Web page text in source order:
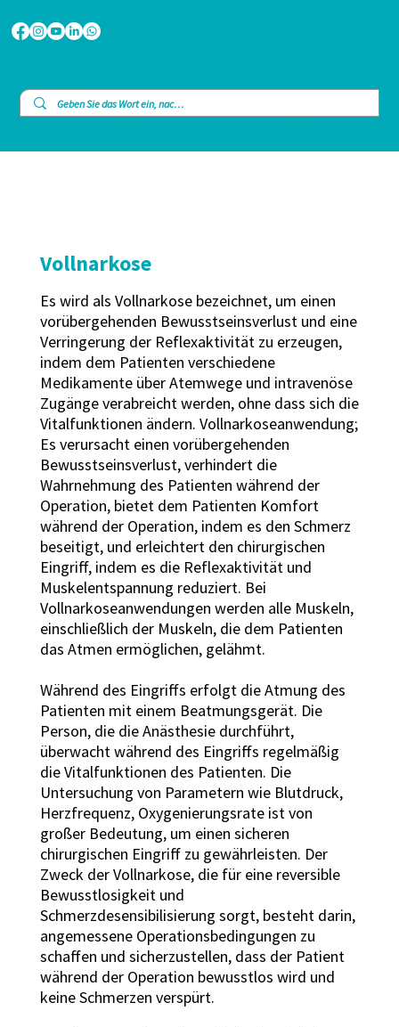
Vollnarkose
Es wird als Vollnarkose bezeichnet, um einen
vorübergehenden Bewusstseinsverlust und eine
Verringerung der Reflexaktivität zu erzeugen,
indem dem Patienten verschiedene
Medikamente über Atemwege und intravenöse
Zugänge verabreicht werden, ohne dass sich die
Vitalfunktionen ändern. Vollnarkoseanwendung;
Es verursacht einen vorübergehenden
Bewusstseinsverlust, verhindert die
Wahrnehmung des Patienten während der
Operation, bietet dem Patienten Komfort
während der Operation, indem es den Schmerz
beseitigt, und erleichtert den chirurgischen
Eingriff, indem es die Reflexaktivität und
Muskelentspannung reduziert. Bei
Vollnarkoseanwendungen werden alle Muskeln,
einschließlich der Muskeln, die dem Patienten
das Atmen ermöglichen, gelähmt.
Während des Eingriffs erfolgt die Atmung des
Patienten mit einem Beatmungsgerät. Die
Person, die die Anästhesie durchführt,
überwacht während des Eingriffs regelmäßig
die Vitalfunktionen des Patienten. Die
Untersuchung von Parametern wie Blutdruck,
Herzfrequenz, Oxygenierungsrate ist von
großer Bedeutung, um einen sicheren
chirurgischen Eingriff zu gewährleisten. Der
Zweck der Vollnarkose, die für eine reversible
Bewusstlosigkeit und
Schmerzdesensibilisierung sorgt, besteht darin,
angemessene Operationsbedingungen zu
schaffen und sicherzustellen, dass der Patient
während der Operation bewusstlos wird und
keine Schmerzen verspürt.